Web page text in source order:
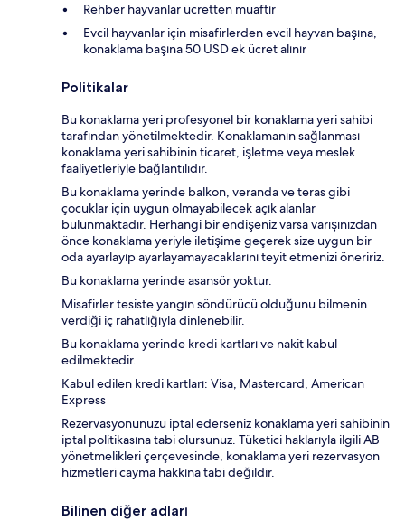
Rehber hayvanlar ücretten muaftır
Evcil hayvanlar için misafirlerden evcil hayvan başına,
konaklama başına 50 USD ek ücret alınır
Politikalar
Bu konaklama yeri profesyonel bir konaklama yeri sahibi
tarafından yönetilmektedir. Konaklamanın sağlanması
konaklama yeri sahibinin ticaret, işletme veya meslek
faaliyetleriyle bağlantılıdır.
Bu konaklama yerinde balkon, veranda ve teras gibi
çocuklar için uygun olmayabilecek açık alanlar
bulunmaktadır. Herhangi bir endişeniz varsa varışınızdan
önce konaklama yeriyle iletişime geçerek size uygun bir
oda ayarlayıp ayarlayamayacaklarını teyit etmenizi öneririz.
Bu konaklama yerinde asansör yoktur.
Misafirler tesiste yangın söndürücü olduğunu bilmenin
verdiği iç rahatlığıyla dinlenebilir.
Bu konaklama yerinde kredi kartları ve nakit kabul
edilmektedir.
Kabul edilen kredi kartları: Visa, Mastercard, American
Express
Rezervasyonunuzu iptal ederseniz konaklama yeri sahibinin
iptal politikasına tabi olursunuz. Tüketici haklarıyla ilgili AB
yönetmelikleri çerçevesinde, konaklama yeri rezervasyon
hizmetleri cayma hakkına tabi değildir.
Bilinen diğer adları